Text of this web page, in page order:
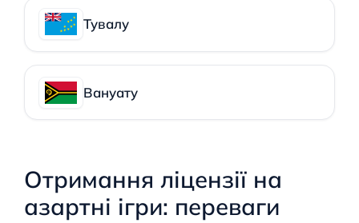
Тувалу
Вануату
Отримання ліцензії на
азартні ігри: переваги